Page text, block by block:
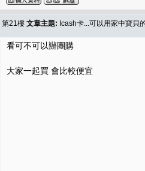
第21樓 文章主題: Icash卡...可以用家中寶貝
看可不可以辦團購
大家一起買 會比較便宜